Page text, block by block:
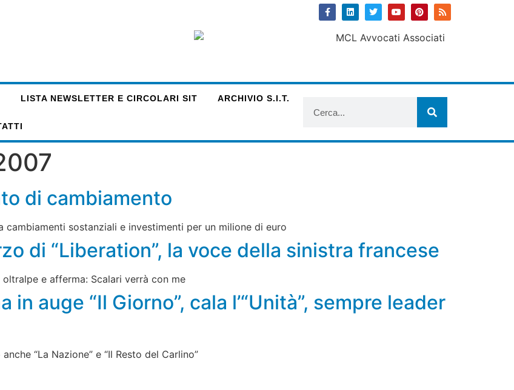
LISTA NEWSLETTER E CIRCOLARI SIT ARCHIVIO S.I.T.
di cambiamento
sostanziali e investimenti per un milione di euro
di “Liberation”, la voce della sinistra francese
e afferma: Scalari verrà con me
auge “Il Giorno”, cala l’“Unità”, sempre leader
“La Nazione” e “Il Resto del Carlino”